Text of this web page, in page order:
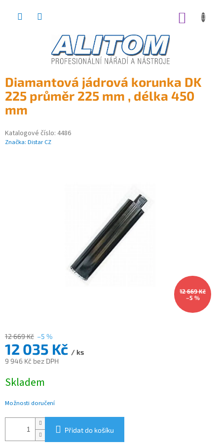
Diamantová jádrová korunka DK
225 průměr 225 mm , délka 450
mm
Katalogové číslo: 4486
Značka: Distar CZ
12 669 Kč
–5 %
12 669 Kč –5 %
12 035 Kč / ks
9 946 Kč bez DPH
cena:
Skladem
Možnosti doručení
Přidat do košíku